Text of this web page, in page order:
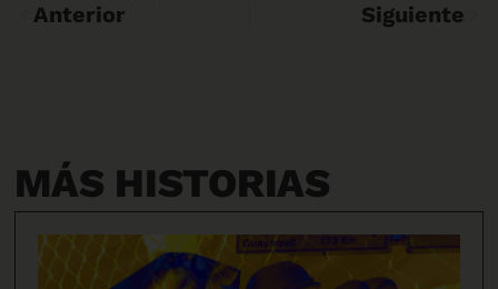
Anterior Siguiente
MÁS HISTORIAS